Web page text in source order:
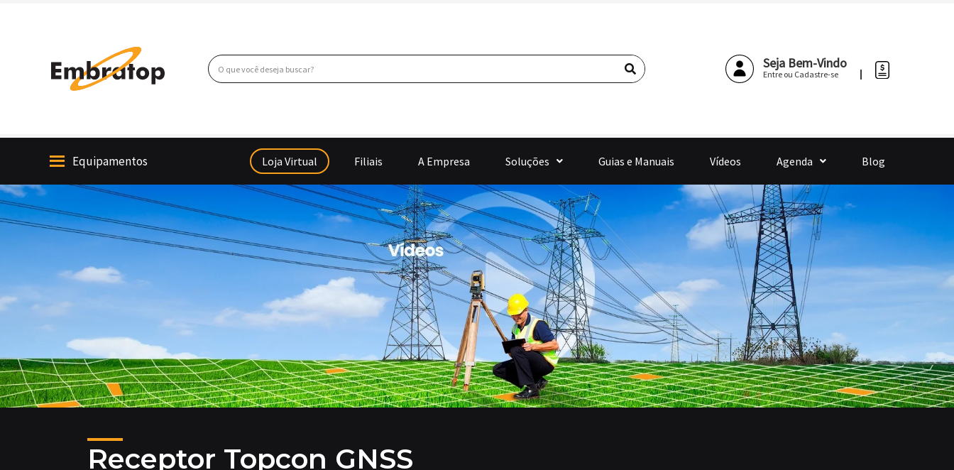
Pesquisar Pesquisar Seja Bem-Vindo
Entre ou Cadastre-se
Equipamentos Loja Virtual Filiais A Empresa Soluções Guias e Manuais Vídeos Agenda Blog
Receptor Topcon GNSS